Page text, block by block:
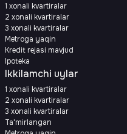
1 xonali kvartiralar
2 xonali kvartiralar
3 xonali kvartiralar
Metroga yaqin
Kredit rejasi mavjud
Ipoteka
Ikkilamchi uylar
1 xonali kvartiralar
2 xonali kvartiralar
3 xonali kvartiralar
Ta'mirlangan